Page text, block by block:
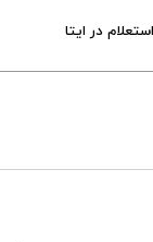
استعلام در ایتا